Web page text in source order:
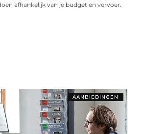
afhankelijk van je budget en vervoer.
AANBIEDINGEN